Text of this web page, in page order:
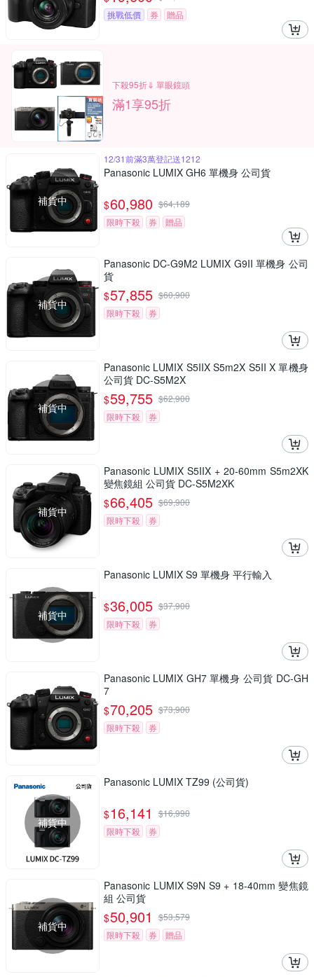
挑戰低價
券 贈品
下殺95折⇓ 單眼鏡頭
滿1享95折
補貨中
12/31前滿3萬登記送1212
Panasonic LUMIX GH6 單機身 公司貨
$60,980 $64,189
限時下殺
券 贈品
補貨中
Panasonic DC-G9M2 LUMIX G9II 單機身 公司
貨
$57,855 $60,900
限時下殺
券
補貨中
Panasonic LUMIX S5IIX S5m2X S5II X 單機身
公司貨 DC-S5M2X
$59,755 $62,900
限時下殺
券
補貨中
Panasonic LUMIX S5IIX + 20-60mm S5m2XK
變焦鏡組 公司貨 DC-S5M2XK
$66,405 $69,900
限時下殺
券
補貨中
Panasonic LUMIX S9 單機身 平行輸入
$36,005 $37,900
限時下殺
券
Panasonic LUMIX GH7 單機身 公司貨 DC-GH
7
$70,205 $73,900
限時下殺
券
補貨中
Panasonic LUMIX TZ99 (公司貨)
$16,141 $16,990
限時下殺
券
補貨中
Panasonic LUMIX S9N S9 + 18-40mm 變焦鏡
組 公司貨
$50,901 $53,579
限時下殺
券 贈品